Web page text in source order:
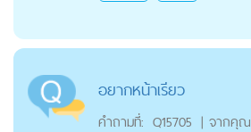
อยากหน้าเรียว
คำถามที่: Q15705 | จากคุณ